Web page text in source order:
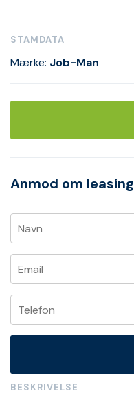
STAMDATA
Mærke: Job-Man
Anmod om leasing
BESKRIVELSE